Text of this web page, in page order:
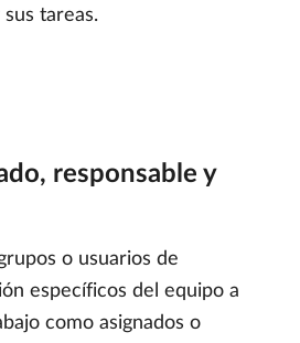
tareas.
responsable y
o usuarios de
específicos del equipo a
como asignados o